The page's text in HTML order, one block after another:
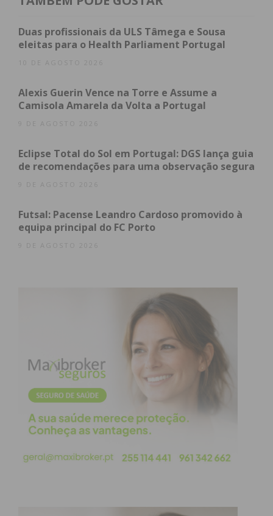
E deste programa e do trabalho a desenvolver nos
próximos quatro anos, destacou o “contínuo
e berçários, “garantindo escolas modernas, bem
equipadas e com modelos inovadores”, assim como
a “aposta na mobilidade e nos transportes
e mais sustentável”.
local e às empresas, “que são o motor do nosso
concelho”. “E, claro, o compromisso com a
parceiros de proximidade. “Porque só juntos
Duas profissionais da ULS Tâmega e Sousa
eleitas para o Health Parliament Portugal
10 DE AGOSTO 2026
Alexis Guerin Vence na Torre e Assume a
Camisola Amarela da Volta a Portugal
9 DE AGOSTO 2026
Eclipse Total do Sol em Portugal: DGS lança guia
de recomendações para uma observação segura
9 DE AGOSTO 2026
Futsal: Pacense Leandro Cardoso promovido à
equipa principal do FC Porto
9 DE AGOSTO 2026